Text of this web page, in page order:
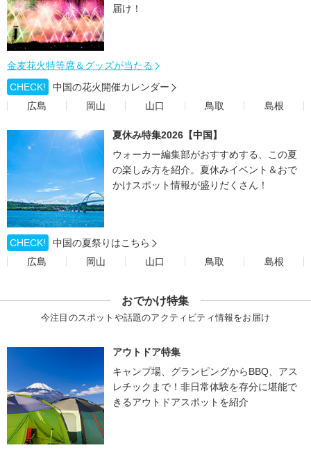
届け！
金麦花火特等席＆グッズが当たる
CHECK!
中国の花火開催カレンダー
広島
岡山 山口 鳥取 島根
夏休み特集2026【中国】
ウォーカー編集部がおすすめする、この夏
の楽しみ方を紹介。夏休みイベント＆おで
かけスポット情報が盛りだくさん！
CHECK!
中国の夏祭りはこちら
広島
岡山 山口 鳥取 島根
おでかけ特集
今注目のスポットや話題のアクティビティ情報をお届け
アウトドア特集
キャンプ場、グランピングからBBQ、アス
レチックまで！非日常体験を存分に堪能で
きるアウトドアスポットを紹介